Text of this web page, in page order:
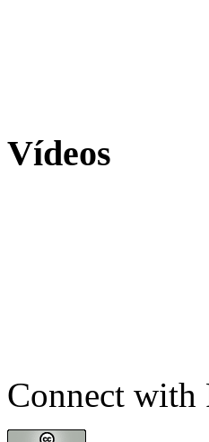
Vídeos
Connect with